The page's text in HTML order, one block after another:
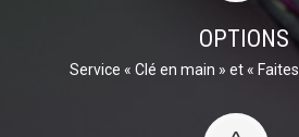
OPTIONS
Service « Clé en main » et «